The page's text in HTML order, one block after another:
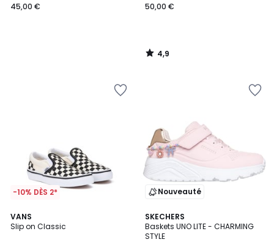
45,00 € 50,00 €
4,9
/
-10% DÈS 2*
VANS
Slip on Classic
3,8
/ 5
Nouveauté
SKECHERS
Baskets UNO LITE - CHARMING
STYLE